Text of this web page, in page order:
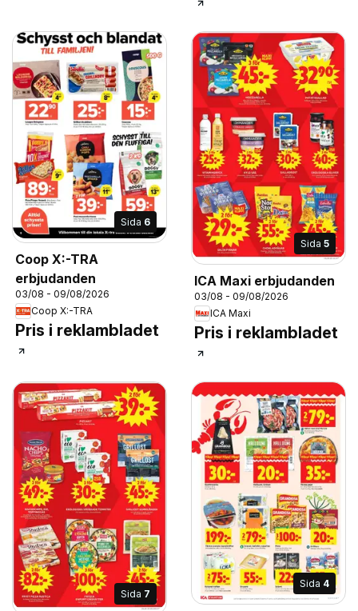
Sida 6
Coop X:-TRA
erbjudanden
03/08 - 09/08/2026
Coop X:-TRA
Pris i reklambladet
Sida 5
ICA Maxi erbjudanden
03/08 - 09/08/2026
ICA Maxi
Pris i reklambladet
Sida 7
Sida 4